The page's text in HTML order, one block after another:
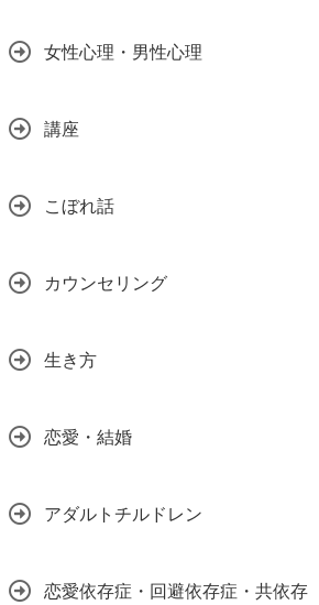
女性心理・男性心理
講座
こぼれ話
カウンセリング
生き方
恋愛・結婚
アダルトチルドレン
恋愛依存症・回避依存症・共依存